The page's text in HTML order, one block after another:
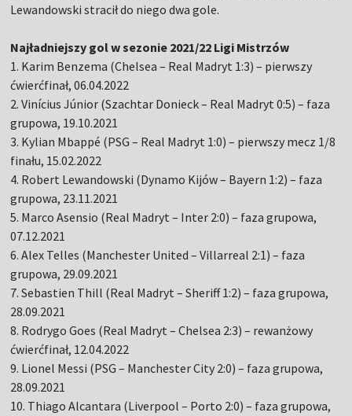
Lewandowski stracił do niego dwa gole.
Najładniejszy gol w sezonie 2021/22 Ligi Mistrzów
1. Karim Benzema (Chelsea – Real Madryt 1:3) – pierwszy
ćwierćfinał, 06.04.2022
2. Vinícius Júnior (Szachtar Donieck – Real Madryt 0:5) – faza
grupowa, 19.10.2021
3. Kylian Mbappé (PSG – Real Madryt 1:0) – pierwszy mecz 1/8
finału, 15.02.2022
4. Robert Lewandowski (Dynamo Kijów – Bayern 1:2) – faza
grupowa, 23.11.2021
5. Marco Asensio (Real Madryt – Inter 2:0) – faza grupowa,
07.12.2021
6. Alex Telles (Manchester United – Villarreal 2:1) – faza
grupowa, 29.09.2021
7. Sebastien Thill (Real Madryt – Sheriff 1:2) – faza grupowa,
28.09.2021
8. Rodrygo Goes (Real Madryt – Chelsea 2:3) – rewanżowy
ćwierćfinał, 12.04.2022
9. Lionel Messi (PSG – Manchester City 2:0) – faza grupowa,
28.09.2021
10. Thiago Alcantara (Liverpool – Porto 2:0) – faza grupowa,